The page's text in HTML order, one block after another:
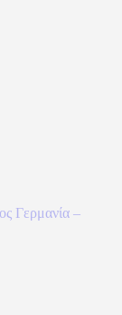
Γερμανία –